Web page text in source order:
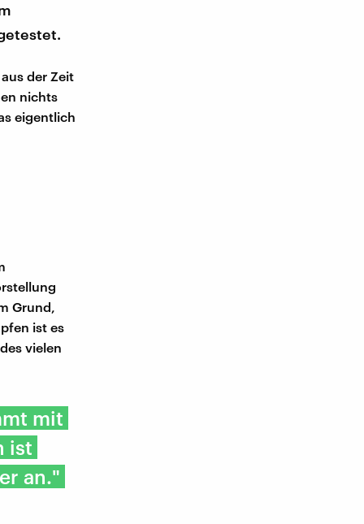
der Zeit
nichts
eigentlich
Grund,
ist es
vielen
mit
ist
an."